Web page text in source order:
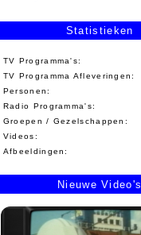
Statistieken
TV Programma's:
TV Programma Afleveringen:
Personen:
Radio Programma's:
Groepen / Gezelschappen:
Videos:
Afbeeldingen:
Nieuwe Video's